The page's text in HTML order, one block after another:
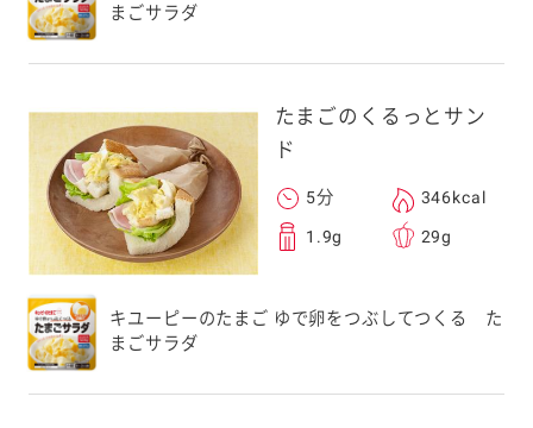
まごサラダ
たまごのくるっとサン
ド
5分 346kcal
1.9g 29g
キユーピーのたまご ゆで卵をつぶしてつくる た
まごサラダ